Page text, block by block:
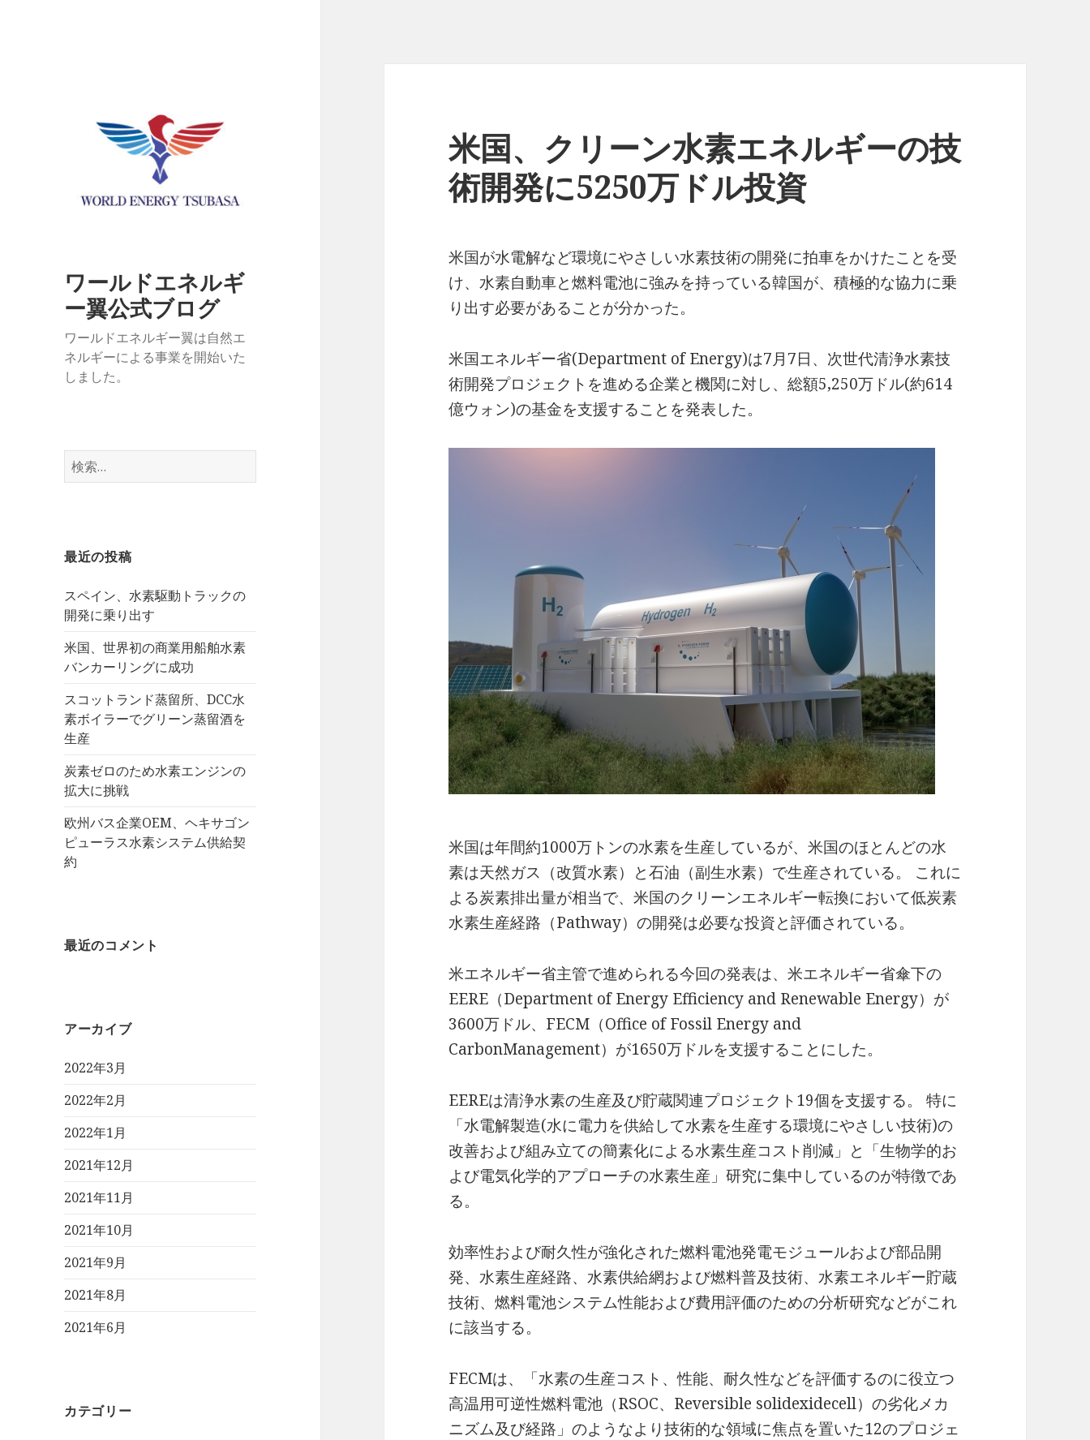
ワールドエネルギ
ー翼公式ブログ
ワールドエネルギー翼は自然エ
ネルギーによる事業を開始いた
しました。
検
索:
最近の投稿
スペイン、水素駆動トラックの
開発に乗り出す
米国、世界初の商業用船舶水素
バンカーリングに成功
スコットランド蒸留所、DCC水
素ボイラーでグリーン蒸留酒を
生産
炭素ゼロのため水素エンジンの
拡大に挑戦
欧州バス企業OEM、ヘキサゴン
ピューラス水素システム供給契
約
最近のコメント
アーカイブ
2022年3月
2022年2月
2022年1月
2021年12月
2021年11月
2021年10月
2021年9月
2021年8月
2021年6月
カテゴリー
米国、クリーン水素エネルギーの技
術開発に5250万ドル投資
米国が水電解など環境にやさしい水素技術の開発に拍車をかけたことを受
け、水素自動車と燃料電池に強みを持っている韓国が、積極的な協力に乗
り出す必要があることが分かった。
米国エネルギー省(Department of Energy)は7月7日、次世代清浄水素技
術開発プロジェクトを進める企業と機関に対し、総額5,250万ドル(約614
億ウォン)の基金を支援することを発表した。
米国は年間約1000万トンの水素を生産しているが、米国のほとんどの水
素は天然ガス（改質水素）と石油（副生水素）で生産されている。 これに
よる炭素排出量が相当で、米国のクリーンエネルギー転換において低炭素
水素生産経路（Pathway）の開発は必要な投資と評価されている。
米エネルギー省主管で進められる今回の発表は、米エネルギー省傘下の
EERE（Department of Energy Efficiency and Renewable Energy）が
3600万ドル、FECM（Office of Fossil Energy and
CarbonManagement）が1650万ドルを支援することにした。
EEREは清浄水素の生産及び貯蔵関連プロジェクト19個を支援する。 特に
「水電解製造(水に電力を供給して水素を生産する環境にやさしい技術)の
改善および組み立ての簡素化による水素生産コスト削減」と「生物学的お
よび電気化学的アプローチの水素生産」研究に集中しているのが特徴であ
る。
効率性および耐久性が強化された燃料電池発電モジュールおよび部品開
発、水素生産経路、水素供給網および燃料普及技術、水素エネルギー貯蔵
技術、燃料電池システム性能および費用評価のための分析研究などがこれ
に該当する。
FECMは、「水素の生産コスト、性能、耐久性などを評価するのに役立つ
高温用可逆性燃料電池（RSOC、Reversible solidexidecell）の劣化メカ
ニズム及び経路」のようなより技術的な領域に焦点を置いた12のプロジェ